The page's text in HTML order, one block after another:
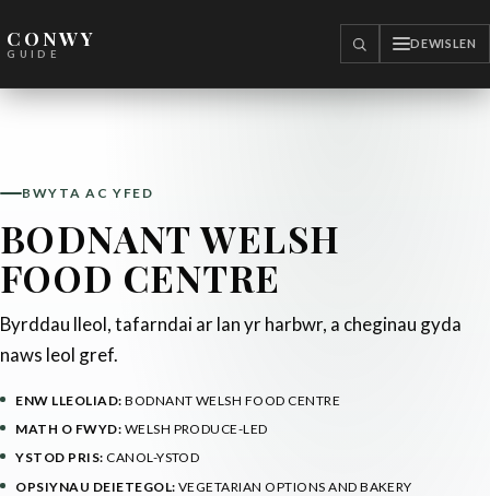
CONWY
GUIDE CHWILIO
DEWISLEN
BWYTA AC YFED
BODNANT WELSH
FOOD CENTRE
Byrddau lleol, tafarndai ar lan yr harbwr, a cheginau gyda
naws leol gref.
ENW LLEOLIAD: BODNANT WELSH FOOD CENTRE
MATH O FWYD: WELSH PRODUCE-LED
YSTOD PRIS: CANOL-YSTOD
OPSIYNAU DEIETEGOL: VEGETARIAN OPTIONS AND BAKERY